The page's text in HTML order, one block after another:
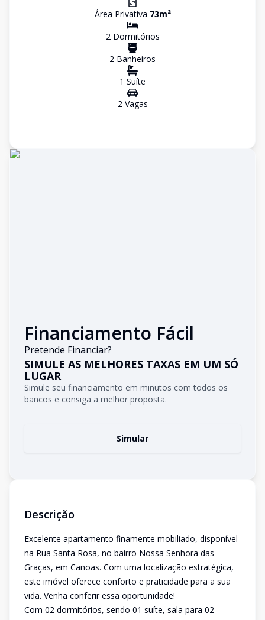
Área Privativa 73m²
2Dormitórios
2 Banheiros
1 Suíte
2Vagas
Financiamento Fácil
Pretende Financiar?
SIMULE AS MELHORES TAXAS EM UM SÓ
LUGAR
Simule seu financiamento em minutos com todos os
bancos e consiga a melhor proposta.
Simular
Descrição
Excelente apartamento finamente mobiliado, disponível
na Rua Santa Rosa, no bairro Nossa Senhora das
Graças, em Canoas. Com uma localização estratégica,
este imóvel oferece conforto e praticidade para a sua
vida. Venha conferir essa oportunidade!
Com 02 dormitórios, sendo 01 suíte, sala para 02